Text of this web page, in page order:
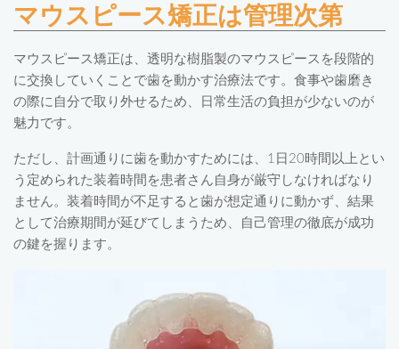
マウスピース矯正は管理次第
マウスピース矯正は、透明な樹脂製のマウスピースを段階的
に交換していくことで歯を動かす治療法です。食事や歯磨き
の際に自分で取り外せるため、日常生活の負担が少ないのが
魅力です。
ただし、計画通りに歯を動かすためには、1日20時間以上とい
う定められた装着時間を患者さん自身が厳守しなければなり
ません。装着時間が不足すると歯が想定通りに動かず、結果
として治療期間が延びてしまうため、自己管理の徹底が成功
の鍵を握ります。